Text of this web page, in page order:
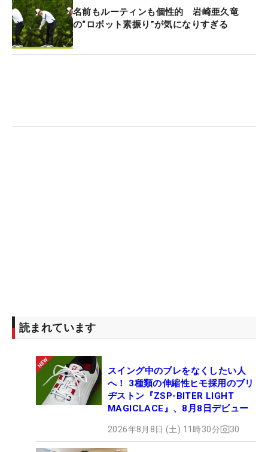
ライバーのティショットは左の林に消えた。そのボ
ールはOBにはならなかったが、木の近くにあったた
めクラブを振ることができずアンプレヤブルを選
択。結局5オン2パットでダブルボギーとして、再び
名前もルーティンも個性的 岩崎亜久竜
の“ロボット素振り”が気になりすぎる
読まれています
スイング中のブレをなくしたい人
へ！ 3種類の伸縮性ヒモ採用のブリ
ヂストン『ZSP-BITER LIGHT
MAGICLACE』、8月8日デビュー
2026年8月8日 (土) 11時30分 30